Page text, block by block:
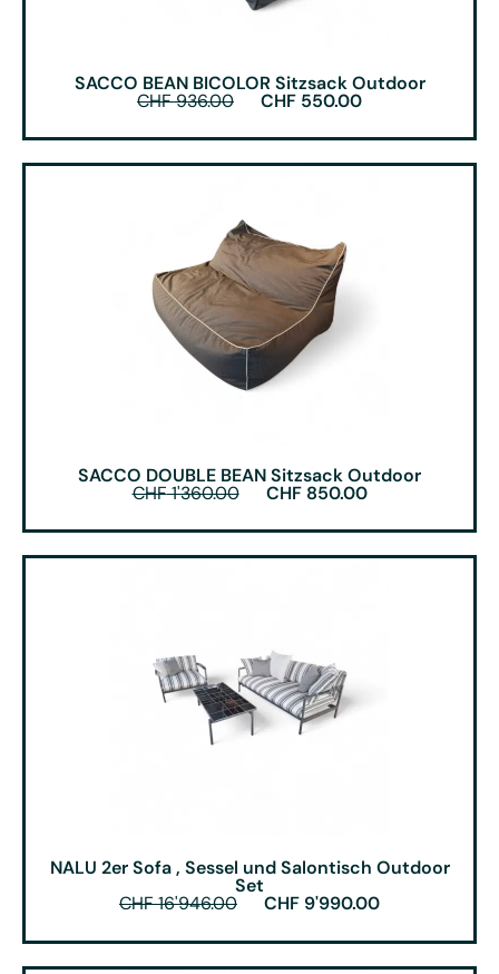
SACCO BEAN BICOLOR Sitzsack Outdoor
CHF936.00 CHF 550.00
SACCO DOUBLE BEAN Sitzsack Outdoor
CHF1'360.00 CHF850.00
NALU 2er Sofa , Sessel und Salontisch Outdoor
Set
CHF16'946.00 CHF 9'990.00